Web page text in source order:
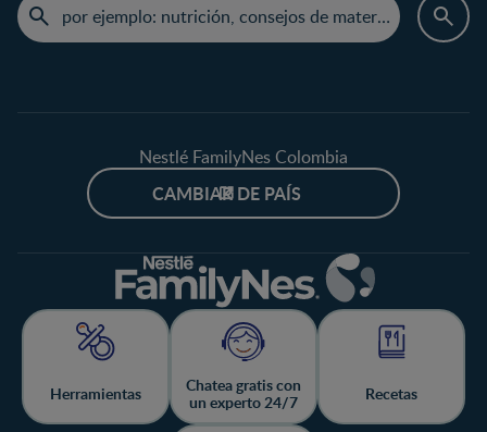
Nestlé FamilyNes Colombia
CAMBIAR DE PAÍS
Herramientas
Chatea gratis con
un experto 24/7
Recetas